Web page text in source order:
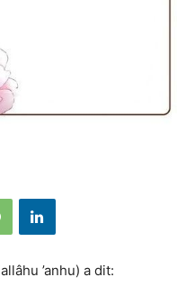
’anhu) a dit: